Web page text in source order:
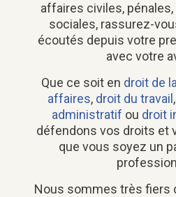
affaires civiles,
sociales, rassurez-
écoutés depuis votre
avec votre
Que ce soit en droit de
affaires, droit du travail ,
administratif ou droit
défendons vos droits et
que vous soyez un
Nous sommes très fiers